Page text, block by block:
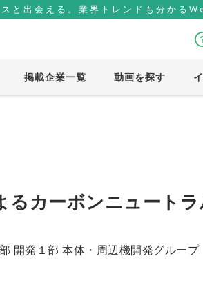
と出会える。業界トレンドも分かる
掲載企業一覧 動画を探す
るカーボンニュート
部 開発１部 本体・周辺機開発グルー